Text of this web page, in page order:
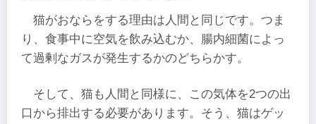
猫がおならをする理由は人間と同じです。つま
り、食事中に空気を飲み込むか、腸内細菌によっ
て過剰なガスが発生するかのどちらかす。
そして、猫も人間と同様に、この気体を2つの出
口から排出する必要があります。そう、猫はゲッ